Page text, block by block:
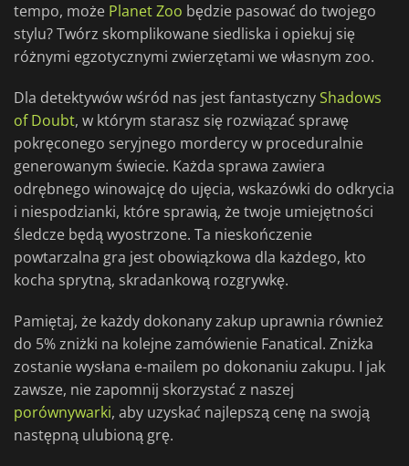
tempo, może Planet Zoo będzie pasować do twojego
stylu? Twórz skomplikowane siedliska i opiekuj się
różnymi egzotycznymi zwierzętami we własnym zoo.
Dla detektywów wśród nas jest fantastycznyShadows
of Doubt, w którym starasz się rozwiązać sprawę
pokręconego seryjnego mordercy w proceduralnie
generowanym świecie. Każda sprawa zawiera
odrębnego winowajcę do ujęcia, wskazówki do odkrycia
i niespodzianki, które sprawią, że twoje umiejętności
śledcze będą wyostrzone. Ta nieskończenie
powtarzalna gra jest obowiązkowa dla każdego, kto
kocha sprytną, skradankową rozgrywkę.
Pamiętaj, że każdy dokonany zakup uprawnia również
do 5% zniżki na kolejne zamówienie Fanatical. Zniżka
zostanie wysłana e-mailem po dokonaniu zakupu. I jak
zawsze, nie zapomnij skorzystać z naszej
porównywarki, aby uzyskać najlepszą cenę na swoją
następną ulubioną grę.